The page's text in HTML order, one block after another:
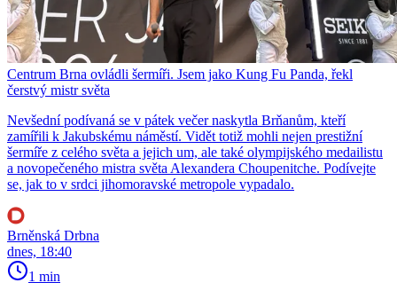
Centrum Brna ovládli šermíři. Jsem jako Kung Fu Panda, řekl
čerstvý mistr světa
Nevšední podívaná se v pátek večer naskytla Brňanům, kteří
zamířili k Jakubskému náměstí. Vidět totiž mohli nejen prestižní
šermíře z celého světa a jejich um, ale také olympijského medailistu
a novopečeného mistra světa Alexandera Choupenitche. Podívejte
se, jak to v srdci jihomoravské metropole vypadalo.
Brněnská Drbna
dnes, 18:40
1 min